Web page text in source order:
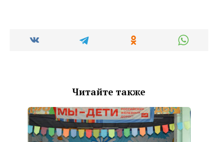
Читайте также